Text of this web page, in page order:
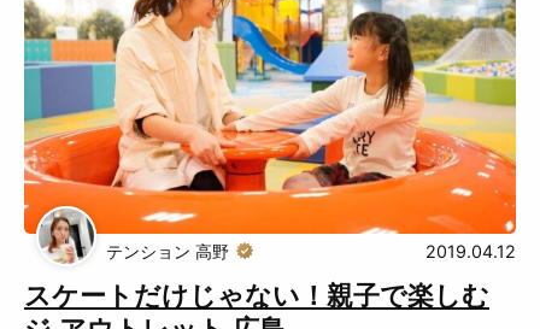
利用規約
スケートだけじゃない！親子で楽しむ
テンション 高野 2019.04.12